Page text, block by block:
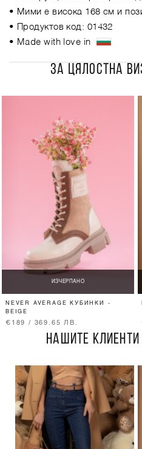
• Мими е висока 168 см и
• Продуктов код: 01432
• Made with love in
ЗА ЦЯЛОСТНА
ИЗЧЕРПАНО
NEVER AVERAGE КУБИНКИ -
BEIGE
€189 / 369.65 ЛВ.
НАШИТЕ